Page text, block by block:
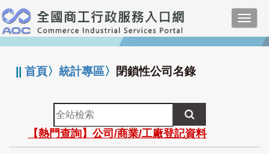
跳
到
主
要
:::
||首頁〉統計專區〉 閉鎖性公司名錄
全
站
檢
索
【熱門查詢】公司/商業/工廠登記資料